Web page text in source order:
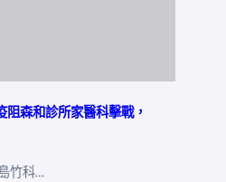
阻森和診所家醫科擊戰，
竹科…